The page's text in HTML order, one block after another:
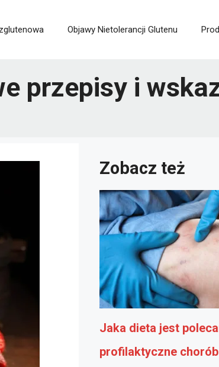
Objawy Nietolerancji Glutenu
przepisy i
Zobacz też
Jaka dieta jest
profilaktyczne chorób